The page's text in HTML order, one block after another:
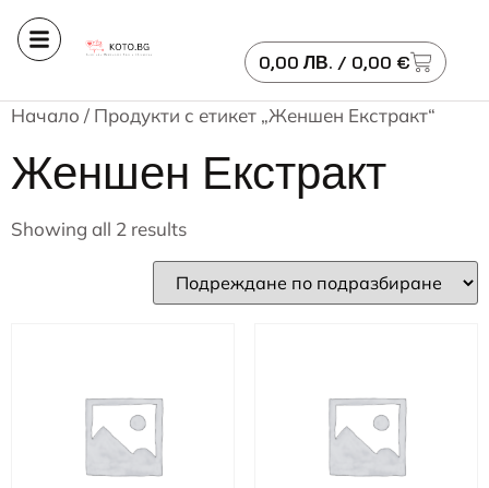
0,00 ЛВ. / 0,00 €
Начало / Продукти с етикет „Женшен Екстракт“
Женшен Екстракт
Showing all 2 results